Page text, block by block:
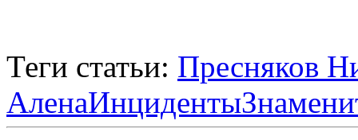
Теги статьи: Пресняков
АленаИнциденты